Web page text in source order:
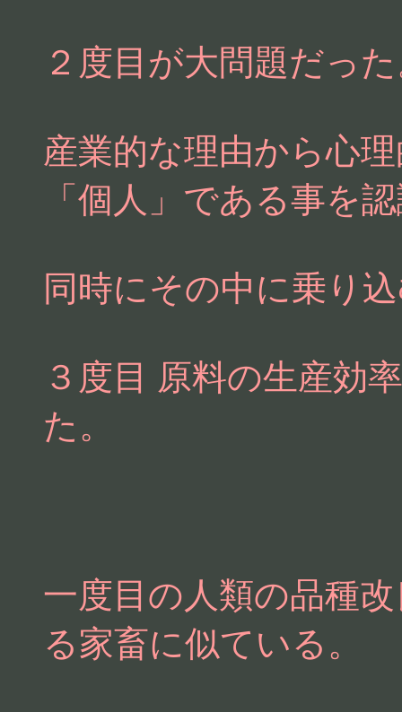
２度目が大問題だっ
産業的な理由から心
「個人」である事を
同時にその中に乗り
３度目 原料の生産効
た。
一度目の人類の品種
る家畜に似ている。